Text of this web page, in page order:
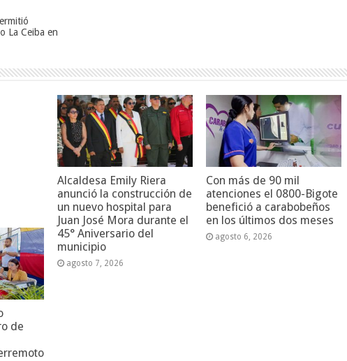
La Ceiba en
Alcaldesa Emily Riera
anunció la construcción de
un nuevo hospital para
Juan José Mora durante el
45° Aniversario del
municipio
agosto 7, 2026
Con más de 90 mil
atenciones el 0800-Bigote
benefició a carabobeños
en los últimos dos meses
agosto 6, 2026
de